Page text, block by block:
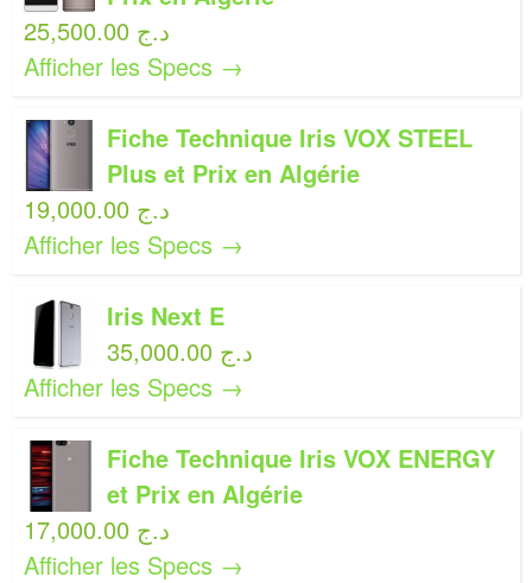
25,500.00 د.ج
Afficher les Specs →
Fiche Technique Iris VOX STEEL
Plus et Prix en Algérie
19,000.00 د.ج
Afficher les Specs →
Iris Next E
35,000.00 د.ج
Afficher les Specs →
Fiche Technique Iris VOX ENERGY
et Prix en Algérie
17,000.00 د.ج
Afficher les Specs →